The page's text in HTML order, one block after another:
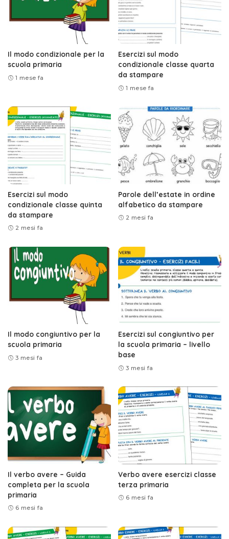
Il modo condizionale per la
scuola primaria
1 mese fa
Esercizi sul modo
condizionale classe quarta
da stampare
1 mese fa
Esercizi sul modo
condizionale classe quinta
da stampare
2 mesi fa
Parole dell’estate in ordine
alfabetico da stampare
2 mesi fa
Il modo congiuntivo per la
scuola primaria
3 mesi fa
Esercizi sul congiuntivo per
la scuola primaria – livello
base
3 mesi fa
Il verbo avere – Guida
completa per la scuola
primaria
6 mesi fa
Verbo avere esercizi classe
terza primaria
6 mesi fa